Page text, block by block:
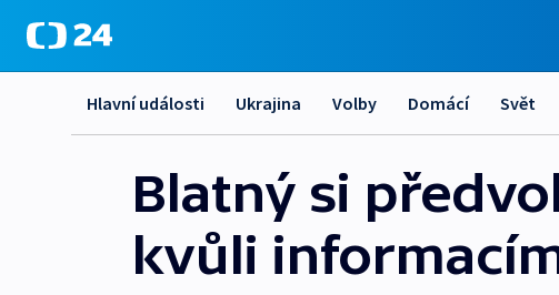
Hlavní události Ukrajina Volby Domácí Svět
Blatný si
kvůli